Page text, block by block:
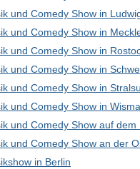
und Comedy Show in
und Comedy Show in
und Comedy Show in
und Comedy Show in
und Comedy Show in
und Comedy Show in
und Comedy Show auf dem
und Comedy Show an der
in Berlin